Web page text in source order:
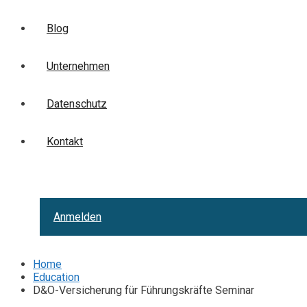
Blog
Unternehmen
Datenschutz
Kontakt
Anmelden
Home
Education
D&O-Versicherung für Führungskräfte Seminar